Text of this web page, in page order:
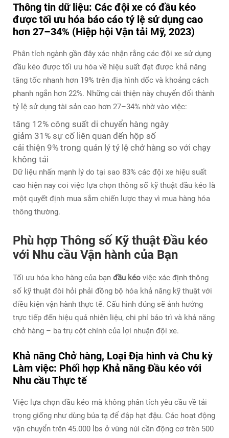
Thông tin dữ liệu: Các đội xe có đầu kéo
được tối ưu hóa báo cáo tỷ lệ sử dụng cao
hơn 27–34% (Hiệp hội Vận tải Mỹ, 2023)
Phân tích ngành gần đây xác nhận rằng các đội xe sử dụng
đầu kéo được tối ưu hóa về hiệu suất đạt được khả năng
tăng tốc nhanh hơn 19% trên địa hình dốc và khoảng cách
phanh ngắn hơn 22%. Những cải thiện này chuyển đổi thành
tỷ lệ sử dụng tài sản cao hơn 27–34% nhờ vào việc:
tăng 12% công suất di chuyển hàng ngày
giảm 31% sự cố liên quan đến hộp số
cải thiện 9% trong quản lý tỷ lệ chở hàng so với chạy
không tải
Dữ liệu nhấn mạnh lý do tại sao 83% các đội xe hiệu suất
cao hiện nay coi việc lựa chọn thông số kỹ thuật đầu kéo là
một quyết định mua sắm chiến lược thay vì mua hàng hóa
thông thường.
Phù hợp Thông số Kỹ thuật Đầu kéo
với Nhu cầu Vận hành của Bạn
Tối ưu hóa kho hàng của bạn đầu kéo việc xác định thông
số kỹ thuật đòi hỏi phải đồng bộ hóa khả năng kỹ thuật với
điều kiện vận hành thực tế. Cấu hình đúng sẽ ảnh hưởng
trực tiếp đến hiệu quả nhiên liệu, chi phí bảo trì và khả năng
chở hàng – ba trụ cột chính của lợi nhuận đội xe.
Khả năng Chở hàng, Loại Địa hình và Chu kỳ
Làm việc: Phối hợp Khả năng Đầu kéo với
Nhu cầu Thực tế
Việc lựa chọn đầu kéo mà không phân tích yêu cầu về tải
trọng giống như dùng búa tạ để đập hạt đậu. Các hoạt động
vận chuyển trên 45.000 lbs ở vùng núi cần động cơ trên 500